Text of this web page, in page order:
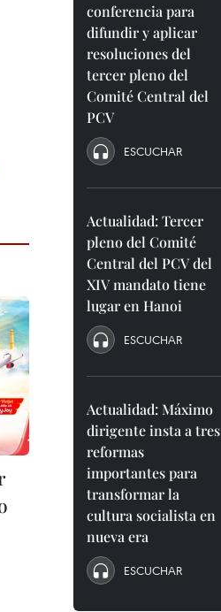
conferencia para
difundir y aplicar
resoluciones del
tercer pleno del
Comité Central del
PCV
ESCUCHAR
Actualidad: Tercer
pleno del Comité
Central del PCV del
XIV mandato tiene
lugar en Hanoi
ESCUCHAR
Actualidad: Máximo
dirigente insta a tres
reformas
importantes para
transformar la
cultura socialista en
nueva era
ESCUCHAR